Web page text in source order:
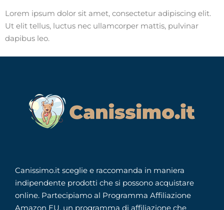
Lorem ipsum dolor sit amet, consectetur adipiscing elit.
Ut elit tellus, luctus nec ullamcorper mattis, pulvinar
dapibus leo.
Canissimo.it sceglie e raccomanda in maniera
indipendente prodotti che si possono acquistare
online. Partecipiamo al Programma Affiliazione
Amazon EU, un programma di affiliazione che